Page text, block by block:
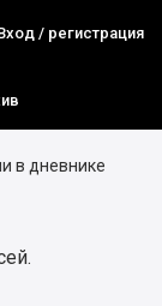
/ регистрация
в дневнике